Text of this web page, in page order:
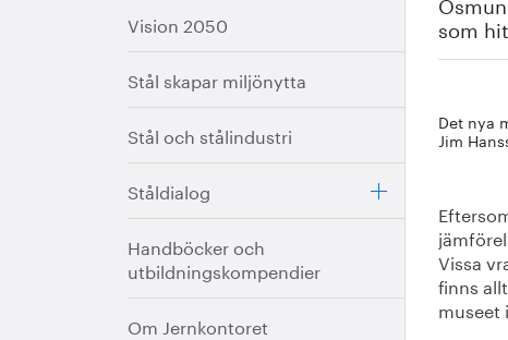
Vision 2050
Stål skapar miljönytta
Stål och stålindustri
Ståldialog
Handböcker och
utbildningskompendier
Om Jernkontoret
som
Det nya
Jim
Vissa
finns
museet